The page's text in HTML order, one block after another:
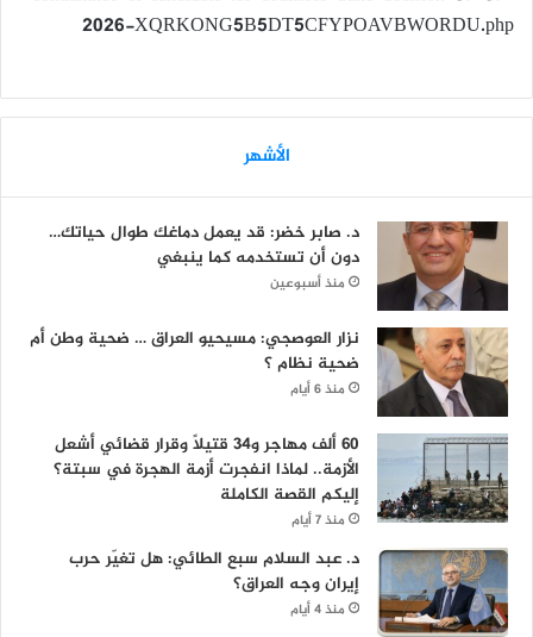
2026-XQRKONG5B5DT5CFYPOAVBWORDU.php
الأشهر
د. صابر خضر: قد يعمل دماغك طوال حياتك…
دون أن تستخدمه كما ينبغي
منذ أسبوعين
نزار العوصجي: مسيحيو العراق … ضحية وطن أم
ضحية نظام ؟
منذ 6 أيام
60 ألف مهاجر و34 قتيلاً وقرار قضائي أشعل
الأزمة.. لماذا انفجرت أزمة الهجرة في سبتة؟
إليكم القصة الكاملة
منذ 7 أيام
د. عبد السلام سبع الطائي: هل تغيّر حرب
إيران وجه العراق؟
منذ 4 أيام